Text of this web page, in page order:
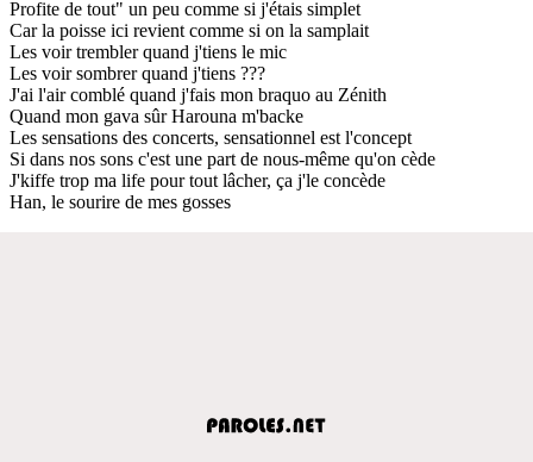
Profite de tout" un peu comme si j'étais simplet
Car la poisse ici revient comme si on la samplait
Les voir trembler quand j'tiens le mic
Les voir sombrer quand j'tiens ???
J'ai l'air comblé quand j'fais mon braquo au Zénith
Quand mon gava sûr Harouna m'backe
Les sensations des concerts, sensationnel est l'concept
Si dans nos sons c'est une part de nous-même qu'on cède
J'kiffe trop ma life pour tout lâcher, ça j'le concède
Han, le sourire de mes gosses